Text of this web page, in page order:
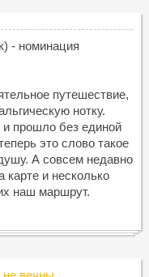
- номинация
путешествие,
нотку.
прошло без единой
это слово такое
А совсем недавно
карте и несколько
наш маршрут.